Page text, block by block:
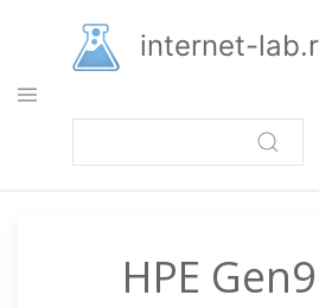
основному
содержанию
internet-
HPE